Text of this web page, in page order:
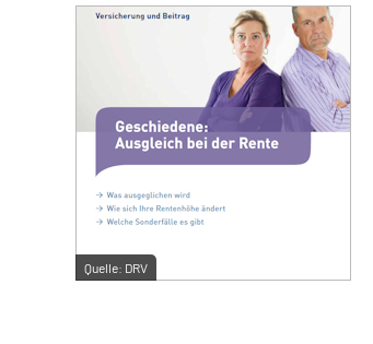
Quelle: DRV